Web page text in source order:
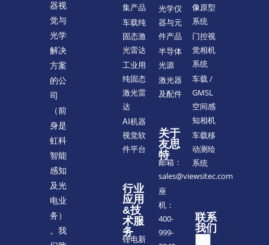
器视
觉与
光学
解决
方案
的公
司
（前
身是
虹科
智能
感知
及光
电业
务）
。我
集产品
车载纯
固态激
光雷达
工业用
纯固态
激光雷
达
AI机器
视觉软
件平台
行业
应用
&技
术服
务
锂电新
光学仪
器与元
件产品
半导体
光源
激光器
及配件
关于
友思
特
邮箱：
sales@viewsitec.com
座
机：
400-
999-
像原型
系统
门控视
觉相机
系统
车载 /
GMSL
空间感
知相机
车载移
动测绘
系统
联系
我们